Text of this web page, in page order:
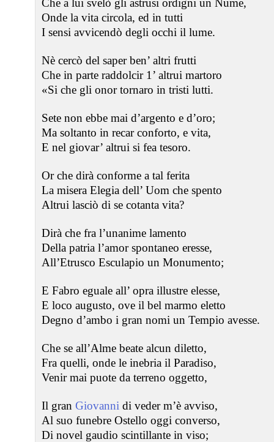
Che a lui svelò gli astrusi ordigni un Nume,
Onde la vita circola, ed in tutti
I sensi avvicendò degli occhi il lume.
Nè cercò del saper ben’ altri frutti
Che in parte raddolcir 1’ altrui martoro
«Si che gli onor tornaro in tristi lutti.
Sete non ebbe mai d’argento e d’oro;
Ma soltanto in recar conforto, e vita,
E nel giovar’ altrui si fea tesoro.
Or che dirà conforme a tal ferita
La misera Elegia dell’ Uom che spento
Altrui lasciò di se cotanta vita?
Dirà che fra l’unanime lamento
Della patria l’amor spontaneo eresse,
All’Etrusco Esculapio un Monumento;
E Fabro eguale all’ opra illustre elesse,
E loco augusto, ove il bel marmo eletto
Degno d’ambo i gran nomi un Tempio avesse.
Che se all’Alme beate alcun diletto,
Fra quelli, onde le inebria il Paradiso,
Venir mai puote da terreno oggetto,
Il gran Giovanni di veder m’è avviso,
Al suo funebre Ostello oggi converso,
Di novel gaudio scintillante in viso;